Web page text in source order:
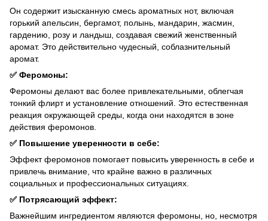
Он содержит изысканную смесь ароматных нот, включая
горький апельсин, бергамот, полынь, мандарин, жасмин,
гардению, розу и ландыш, создавая свежий женственный
аромат. Это действительно чудесный, соблазнительный
аромат.
✅ Феромоны:
Феромоны делают вас более привлекательными, облегчая
тонкий флирт и установление отношений. Это естественная
реакция окружающей среды, когда они находятся в зоне
действия феромонов.
✅ Повышение уверенности в себе:
Эффект феромонов помогает повысить уверенность в себе и
привлечь внимание, что крайне важно в различных
социальных и профессиональных ситуациях.
✅ Потрясающий эффект:
Важнейшим ингредиентом являются феромоны, но, несмотря